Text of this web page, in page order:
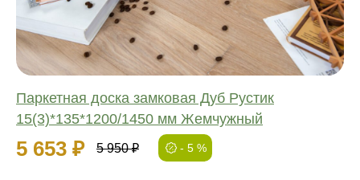
Паркетная доска замковая Дуб Рустик
15(3)*135*1200/1450 мм Жемчужный
5 653 ₽ 5 950 ₽ - 5 %
Толщина: